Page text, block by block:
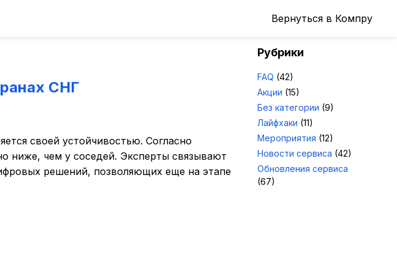
Вернуться в Компру
СНГ
своей устойчивостью. Согласно
ниже, чем у соседей. Эксперты связывают
решений, позволяющих еще на этапе
Рубрики
FAQ (42)
Акции (15)
Без категории (9)
Лайфхаки (11)
Мероприятия (12)
Новости сервиса (42)
Обновления сервиса
(67)